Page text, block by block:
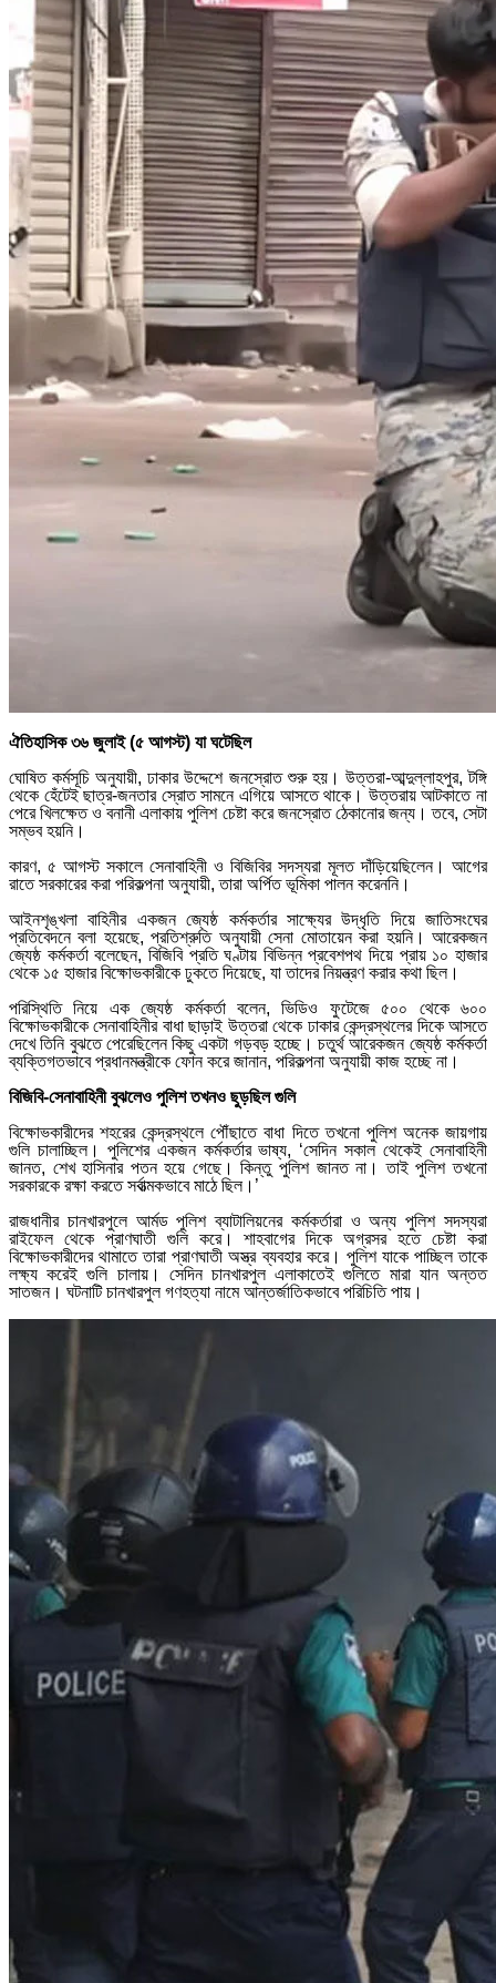
ঐতিহাসিক ৩৬ জুলাই (৫ আগস্ট) যা ঘটেছিল
ঘোষিত কর্মসূচি অনুযায়ী, ঢাকার উদ্দেশে জনস্রোত শুরু হয়। উত্তরা-আব্দুল্লাহপুর, টঙ্গি
থেকে হেঁটেই ছাত্র-জনতার স্রোত সামনে এগিয়ে আসতে থাকে। উত্তরায় আটকাতে না
পেরে খিলক্ষেত ও বনানী এলাকায় পুলিশ চেষ্টা করে জনস্রোত ঠেকানোর জন্য। তবে, সেটা
সম্ভব হয়নি।
কারণ, ৫ আগস্ট সকালে সেনাবাহিনী ও বিজিবির সদস্যরা মূলত দাঁড়িয়েছিলেন। আগের
রাতে সরকারের করা পরিকল্পনা অনুযায়ী, তারা অর্পিত ভূমিকা পালন করেননি।
আইনশৃঙ্খলা বাহিনীর একজন জ্যেষ্ঠ কর্মকর্তার সাক্ষ্যের উদ্ধৃতি দিয়ে জাতিসংঘের
প্রতিবেদনে বলা হয়েছে, প্রতিশ্রুতি অনুযায়ী সেনা মোতায়েন করা হয়নি। আরেকজন
জ্যেষ্ঠ কর্মকর্তা বলেছেন, বিজিবি প্রতি ঘণ্টায় বিভিন্ন প্রবেশপথ দিয়ে প্রায় ১০ হাজার
থেকে ১৫ হাজার বিক্ষোভকারীকে ঢুকতে দিয়েছে, যা তাদের নিয়ন্ত্রণ করার কথা ছিল।
পরিস্থিতি নিয়ে এক জ্যেষ্ঠ কর্মকর্তা বলেন, ভিডিও ফুটেজে ৫০০ থেকে ৬০০
বিক্ষোভকারীকে সেনাবাহিনীর বাধা ছাড়াই উত্তরা থেকে ঢাকার কেন্দ্রস্থলের দিকে আসতে
দেখে তিনি বুঝতে পেরেছিলেন কিছু একটা গড়বড় হচ্ছে। চতুর্থ আরেকজন জ্যেষ্ঠ কর্মকর্তা
ব্যক্তিগতভাবে প্রধানমন্ত্রীকে ফোন করে জানান, পরিকল্পনা অনুযায়ী কাজ হচ্ছে না।
বিজিবি-সেনাবাহিনী বুঝলেও পুলিশ তখনও ছুড়ছিল গুলি
বিক্ষোভকারীদের শহরের কেন্দ্রস্থলে পৌঁছাতে বাধা দিতে তখনো পুলিশ অনেক জায়গায়
গুলি চালাচ্ছিল। পুলিশের একজন কর্মকর্তার ভাষ্য, ‘সেদিন সকাল থেকেই সেনাবাহিনী
জানত, শেখ হাসিনার পতন হয়ে গেছে। কিন্তু পুলিশ জানত না। তাই পুলিশ তখনো
সরকারকে রক্ষা করতে সর্বাত্মকভাবে মাঠে ছিল।’
রাজধানীর চানখারপুলে আর্মড পুলিশ ব্যাটালিয়নের কর্মকর্তারা ও অন্য পুলিশ সদস্যরা
রাইফেল থেকে প্রাণঘাতী গুলি করে। শাহবাগের দিকে অগ্রসর হতে চেষ্টা করা
বিক্ষোভকারীদের থামাতে তারা প্রাণঘাতী অস্ত্র ব্যবহার করে। পুলিশ যাকে পাচ্ছিল তাকে
লক্ষ্য করেই গুলি চালায়। সেদিন চানখারপুল এলাকাতেই গুলিতে মারা যান অন্তত
সাতজন। ঘটনাটি চানখারপুল গণহত্যা নামে আন্তর্জাতিকভাবে পরিচিতি পায়।